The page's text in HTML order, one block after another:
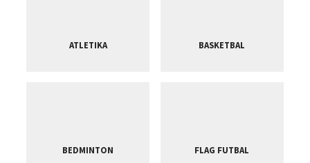
ATLETIKA BASKETBAL
BEDMINTON FLAG FUTBAL